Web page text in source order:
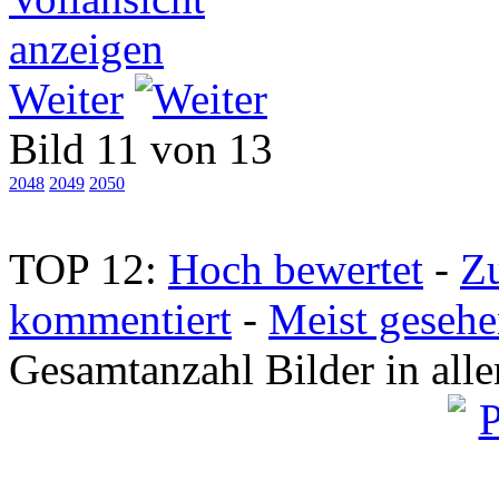
Weiter
Bild 11 von 13
2048 2049 2050
TOP 12: Hoch bewertet -
kommentiert - Meist
Gesamtanzahl Bilder in